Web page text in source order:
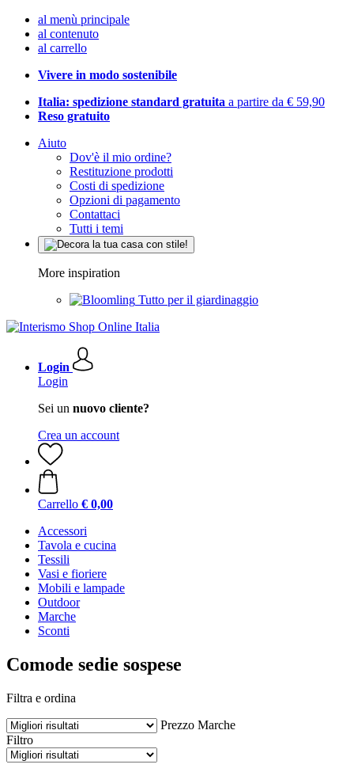
al menù principale
al contenuto
al carrello
Vivere in modo sostenibile
Italia: spedizione standard gratuita a partire da € 59,90
Reso gratuito
Aiuto
Dov'è il mio ordine?
Restituzione prodotti
Costi di spedizione
Opzioni di pagamento
Contattaci
Tutti i temi
More inspiration
Tutto per il giardinaggio
Login
Login
Sei un nuovo cliente?
Crea un account
Carrello € 0,00
Accessori
Tavola e cucina
Tessili
Vasi e fioriere
Mobili e lampade
Outdoor
Marche
Sconti
Comode sedie sospese
Filtra e ordina
Prezzo Marche
Filtro